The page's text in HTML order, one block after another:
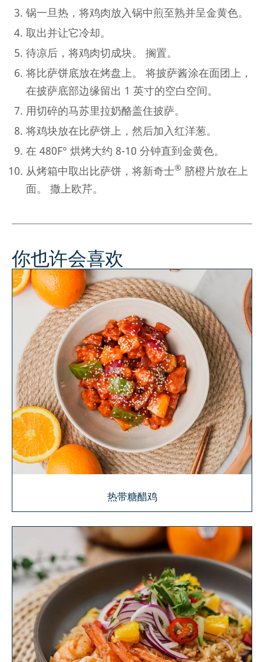
锅一旦热，将鸡肉放入锅中煎至熟并呈金黄色。
取出并让它冷却。
待凉后，将鸡肉切成块。 搁置。
将比萨饼底放在烤盘上。 将披萨酱涂在面团上，
在披萨底部边缘留出 1 英寸的空白空间。
用切碎的马苏里拉奶酪盖住披萨。
将鸡块放在比萨饼上，然后加入红洋葱。
在 480F° 烘烤大约 8-10 分钟直到金黄色。
从烤箱中取出比萨饼，将新奇士® 脐橙片放在上
面。 撒上欧芹。
你也许会喜欢
热带糖醋鸡